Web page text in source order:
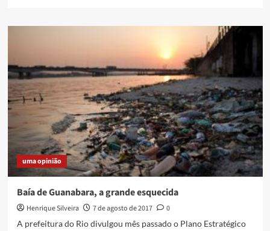
Manifesto
nos
Trilhos
uma opinião
Baía de Guanabara, a grande esquecida
Henrique Silveira 7 de agosto de 2017
0
A prefeitura do Rio divulgou mês passado o Plano Estratégico